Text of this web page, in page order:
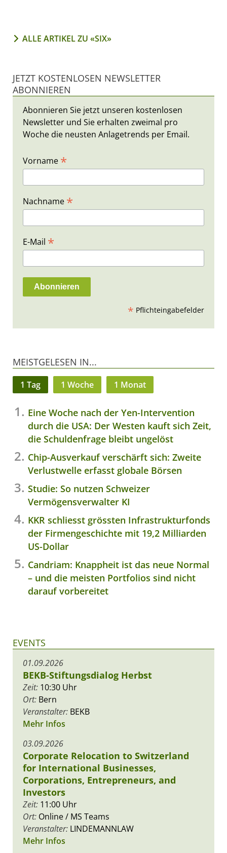
ALLE ARTIKEL ZU «SIX»
JETZT KOSTENLOSEN NEWSLETTER
ABONNIEREN
Abonnieren Sie jetzt unseren kostenlosen
Newsletter und Sie erhalten zweimal pro
Woche die neusten Anlagetrends per Email.
Vorname *
Nachname *
E-Mail *
* Pflichteingabefelder
MEISTGELESEN IN...
1 Tag 1 Woche 1 Monat
Eine Woche nach der Yen-Intervention
durch die USA: Der Westen kauft sich Zeit,
die Schuldenfrage bleibt ungelöst
Chip-Ausverkauf verschärft sich: Zweite
Verlustwelle erfasst globale Börsen
Studie: So nutzen Schweizer
Vermögensverwalter KI
KKR schliesst grössten Infrastrukturfonds
der Firmengeschichte mit 19,2 Milliarden
US-Dollar
Candriam: Knappheit ist das neue Normal
– und die meisten Portfolios sind nicht
darauf vorbereitet
EVENTS
01.09.2026
BEKB-Stiftungsdialog Herbst
Zeit: 10:30 Uhr
Ort: Bern
Veranstalter: BEKB
Mehr Infos
03.09.2026
Corporate Relocation to Switzerland
for International Businesses,
Corporations, Entrepreneurs, and
Investors
Zeit: 11:00 Uhr
Ort: Online / MS Teams
Veranstalter: LINDEMANNLAW
Mehr Infos